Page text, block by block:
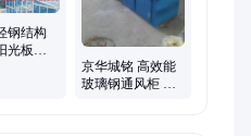
钢结构
光板采
京华城铭 高效能
玻璃钢通风柜 实